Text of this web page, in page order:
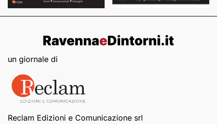
un giornale di
Reclam Edizioni e Comunicazione srl